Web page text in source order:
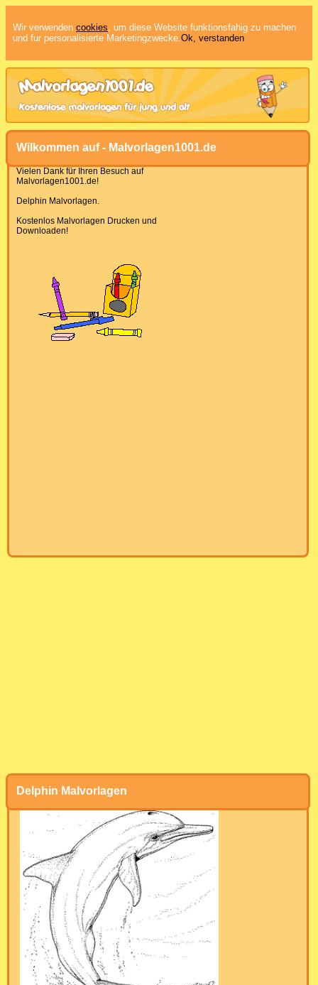
Wir verwenden cookies, um diese Website funktionsfahig zu machen
und fur personalisierte Marketingzwecke.Ok, verstanden
Wilkommen auf - Malvorlagen1001.de
Vielen Dank für Ihren Besuch auf
Malvorlagen1001.de!
Delphin Malvorlagen.
Kostenlos Malvorlagen Drucken und
Downloaden!
Delphin Malvorlagen